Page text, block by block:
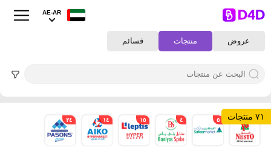
عروض منتجات قسائم
AE-AR
٧١ منتجات ٥ ٤ ١٥ ١٤ ٢٤